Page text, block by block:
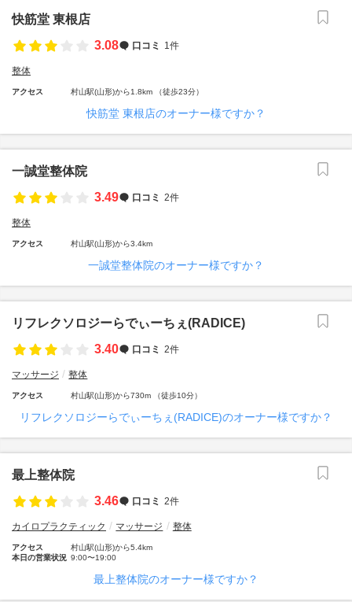
快筋堂 東根店
3.08
口コミ 1件
整体
アクセス 村山駅(山形)から1.8km （徒歩23分）
快筋堂 東根店のオーナー様ですか？
一誠堂整体院
3.49
口コミ 2件
整体
アクセス 村山駅(山形)から3.4km
一誠堂整体院のオーナー様ですか？
リフレクソロジーらでぃーちぇ(RADICE)
3.40
口コミ 2件
マッサージ 整体
アクセス 村山駅(山形)から730m （徒歩10分）
リフレクソロジーらでぃーちぇ(RADICE)のオーナー様ですか？
最上整体院
3.46
口コミ 2件
カイロプラクティック マッサージ 整体
アクセス
村山駅(山形)から5.4km
本日の営業状況 9:00〜19:00
最上整体院のオーナー様ですか？